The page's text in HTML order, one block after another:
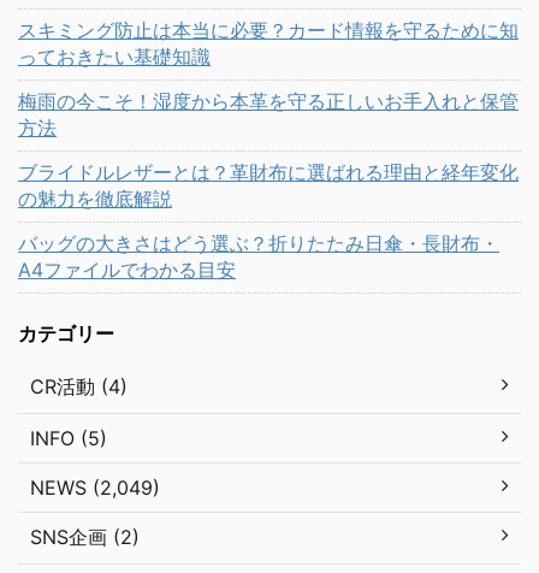
スキミング防止は本当に必要？カード情報を守るために知
っておきたい基礎知識
梅雨の今こそ！湿度から本革を守る正しいお手入れと保管
方法
ブライドルレザーとは？革財布に選ばれる理由と経年変化
の魅力を徹底解説
バッグの大きさはどう選ぶ？折りたたみ日傘・長財布・
A4ファイルでわかる目安
カテゴリー
CR活動 (4)
INFO (5)
NEWS (2,049)
SNS企画 (2)